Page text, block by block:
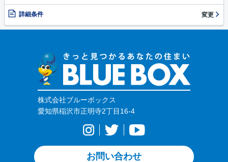
詳細条件 変更
株式会社ブルーボックス
愛知県稲沢市正明寺2丁目16-4
お問い合わせ